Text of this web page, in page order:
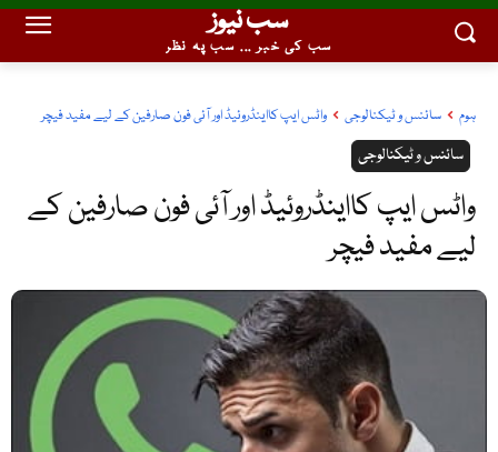
سب نیوز
سب کی خبر ... سب پہ نظر
ہوم سائنس و ٹیکنالوجی واٹس ایپ کااینڈروئیڈ اور آئی فون صارفین کے لیے مفید فیچر
سائنس و ٹیکنالوجی
واٹس ایپ کااینڈروئیڈ اور آئی فون صارفین کے
لیے مفید فیچر